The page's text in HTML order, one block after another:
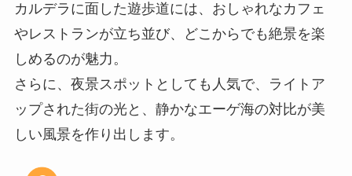
カルデラに面した遊歩道には、おしゃれなカフェ
やレストランが立ち並び、どこからでも絶景を楽
しめるのが魅力。
さらに、夜景スポットとしても人気で、ライトア
ップされた街の光と、静かなエーゲ海の対比が美
しい風景を作り出します。